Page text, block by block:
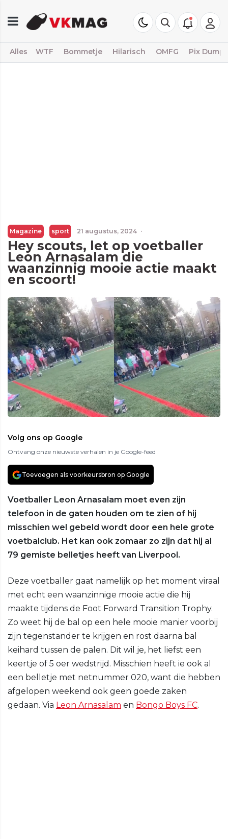
Alles WTF Bommetje Hilarisch OMFG Pix Dump
Magazine sport 21 augustus, 2024 ·
Hey scouts, let op voetballer
Leon Arnasalam die
waanzinnig mooie actie maakt
en scoort!
Volg ons op Google
Ontvang onze nieuwste verhalen in je Google-feed
Toevoegen als voorkeursbron op Google
Voetballer Leon Arnasalam moet even zijn
telefoon in de gaten houden om te zien of hij
misschien wel gebeld wordt door een hele grote
voetbalclub. Het kan ook zomaar zo zijn dat hij al
79 gemiste belletjes heeft van Liverpool.
Deze voetballer gaat namelijk op het moment viraal
met echt een waanzinnige mooie actie die hij
maakte tijdens de Foot Forward Transition Trophy.
Zo weet hij de bal op een hele mooie manier voorbij
zijn tegenstander te krijgen en rost daarna bal
keihard tussen de palen. Dit wil je, het liefst een
keertje of 5 oer wedstrijd. Misschien heeft ie ook al
een belletje met netnummer 020, want die hebben
afgelopen weekend ook geen goede zaken
gedaan. Via Leon Arnasalam en Bongo Boys FC.